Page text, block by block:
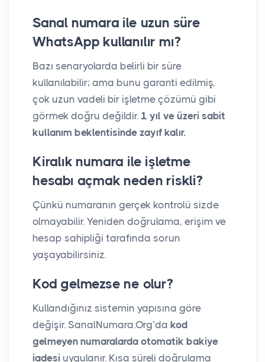
Sanal numara ile uzun süre
WhatsApp kullanılır mı?
Bazı senaryolarda belirli bir süre
kullanılabilir; ama bunu garanti edilmiş,
çok uzun vadeli bir işletme çözümü gibi
görmek doğru değildir. 1 yıl ve üzeri sabit
kullanım beklentisinde zayıf kalır.
Kiralık numara ile işletme
hesabı açmak neden riskli?
Çünkü numaranın gerçek kontrolü sizde
olmayabilir. Yeniden doğrulama, erişim ve
hesap sahipliği tarafında sorun
yaşayabilirsiniz.
Kod gelmezse ne olur?
Kullandığınız sistemin yapısına göre
değişir. SanalNumara.Org’da kod
gelmeyen numaralarda otomatik bakiye
iadesi uygulanır. Kısa süreli doğrulama